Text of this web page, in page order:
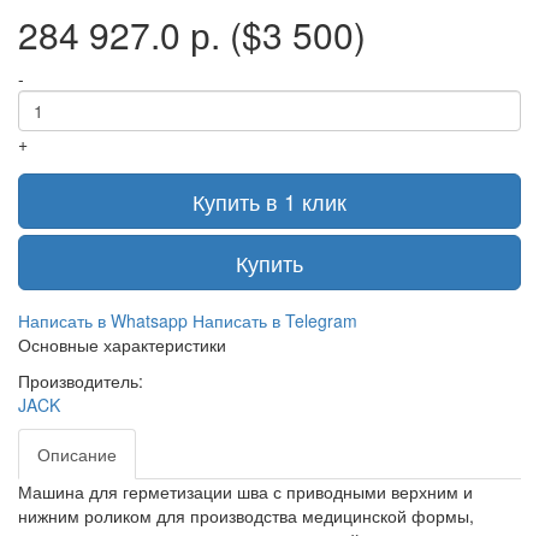
284 927.0 р. ($3 500)
-
+
Купить в 1 клик
Купить
Написать в Whatsapp Написать в Telegram
Основные характеристики
Производитель:
JACK
Описание
Машина для герметизации шва с приводными верхним и
нижним роликом для производства медицинской формы,